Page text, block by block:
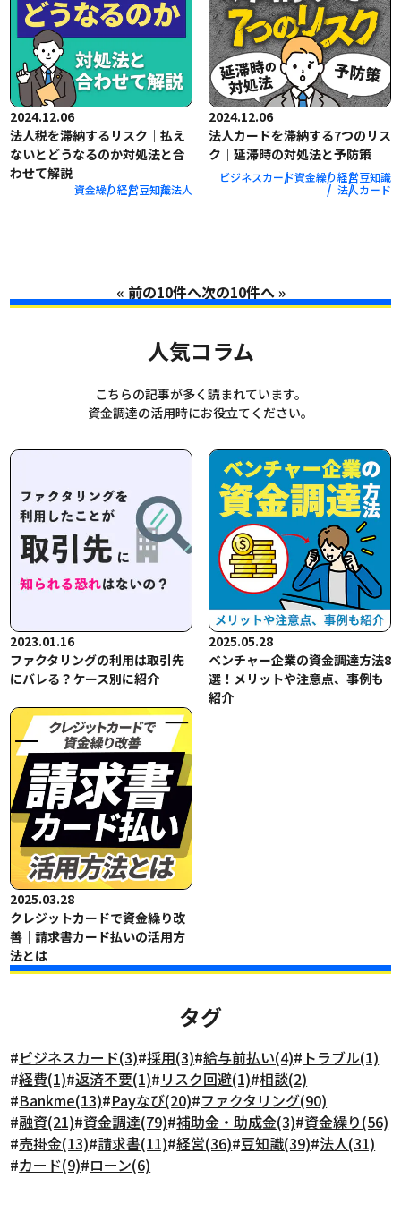
2024.12.06
法人税を滞納するリスク｜払え
ないとどうなるのか対処法と合
わせて解説
資金繰り経営豆知識法人
2024.12.06
法人カードを滞納する7つのリス
ク｜延滞時の対処法と予防策
ビジネスカード資金繰り経営豆知識
法人カード
« »
人気コラム
こちらの記事が多く読まれています。
資金調達の活用時にお役立てください。
2023.01.16
ファクタリングの利用は取引先
にバレる？ケース別に紹介
2025.05.28
ベンチャー企業の資金調達方法8
選！メリットや注意点、事例も
紹介
2025.03.28
クレジットカードで資金繰り改
善｜請求書カード払いの活用方
法とは
タグ
#ビジネスカード(3)#採用(3)#給与前払い(4)# トラブル(1)
#経費(1)#返済不要(1)#リスク回避(1)#相談(2)
#Bankme(13)#Payなび(20)#ファクタリング(90)
#融資(21)#資金調達(79)#補助金・助成金(3)#資金繰り(56)
#売掛金(13)#請求書(11)#経営(36)#豆知識(39)#法人(31)
#カード(9)#ローン(6)